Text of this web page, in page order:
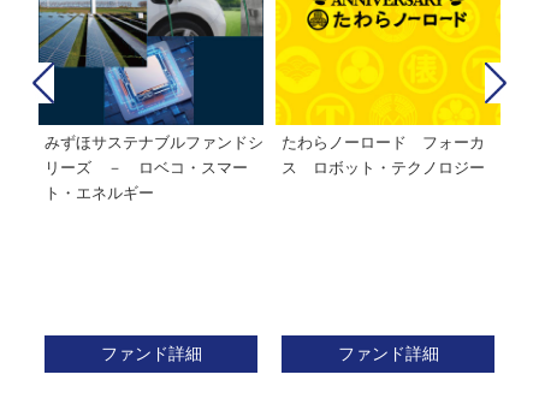
たわらノーロード 日経２２５
ファンド詳細
インデックスオープン・日経２
２５
ファンド詳細